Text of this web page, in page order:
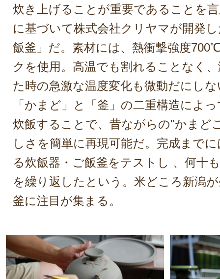
炊き上げることが重要であることを
に基づいて株式会社クリヤマが開発
飯釜」だ。素材には、熱衝撃強度
クを使用。高温でも割れることなく
た時の急激な温度変化も微動だにし
「かまど」と「釜」の二重構造によ
炊飯することで、昔ながらの"かまど
しさを簡単に再現可能だ。完成まで
る炊飯器・ご飯釜をテストし 、何十
を繰り返したという。米どころ新潟
釜に注目が集まる。